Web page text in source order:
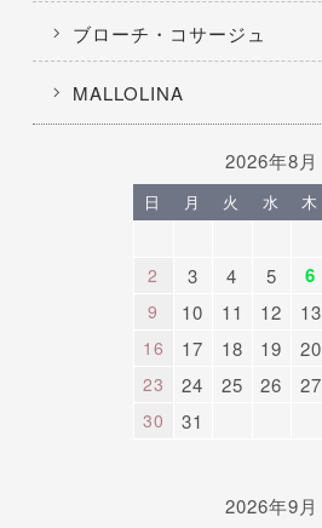
ブローチ・コサージュ
MALLOLINA
2026年8月
日 月 火 水 木
2
3 4 5 6
9
10 11 12 13
16
17 18 19 20
23
24 25 26 27
30
31
2026年9月